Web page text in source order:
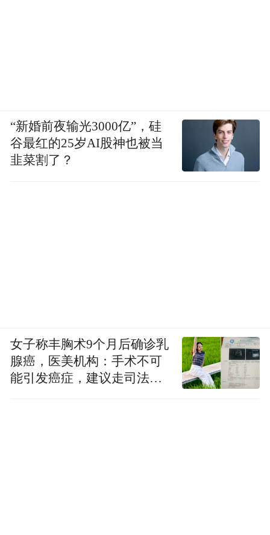
“新婚前夜输光3000亿”，硅
谷最红的25岁AI股神也被当
韭菜割了？
女子称丰胸术9个月后确诊乳
腺癌，医美机构：手术不可
能引发癌症，建议走司法途